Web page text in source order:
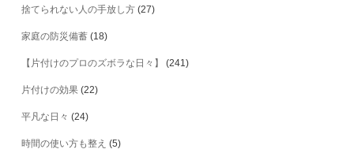
捨てられない人の手放し方 (27)
家庭の防災備蓄 (18)
【片付けのプロのズボラな日々】 (241)
片付けの効果 (22)
平凡な日々 (24)
時間の使い方も整え (5)